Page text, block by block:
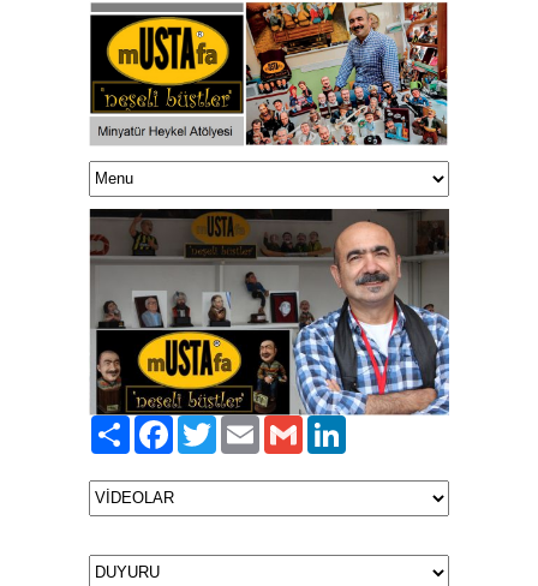
PaylaşFacebook
TwitterEmailGmailLinkedIn